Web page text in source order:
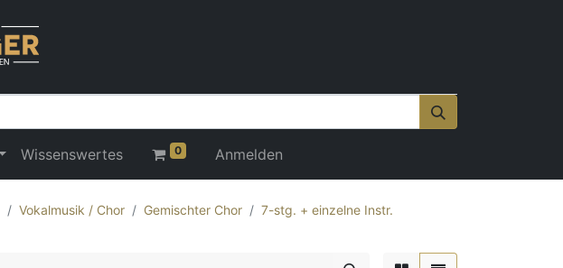
Wissenswertes 0 Anmelden
Vokalmusik / Chor Gemischter Chor
7-stg. + einzelne Instr.